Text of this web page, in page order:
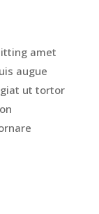
amet
augue
ut tortor